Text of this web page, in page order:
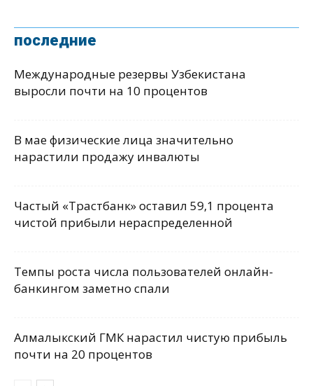
последние
Международные резервы Узбекистана
выросли почти на 10 процентов
В мае физические лица значительно
нарастили продажу инвалюты
Частый «Трастбанк» оставил 59,1 процента
чистой прибыли нераспределенной
Темпы роста числа пользователей онлайн-
банкингом заметно спали
Алмалыкский ГМК нарастил чистую прибыль
почти на 20 процентов